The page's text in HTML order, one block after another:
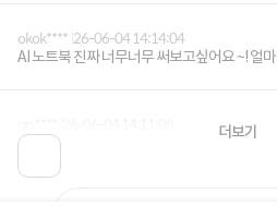
okok**** 26-06-04 14:14:04
AI 노트북 진짜 너무너무 써보고싶어요 ~! 얼
요즘 ai 에 관심이 많은데 써보고 싶네요!!!
더보기